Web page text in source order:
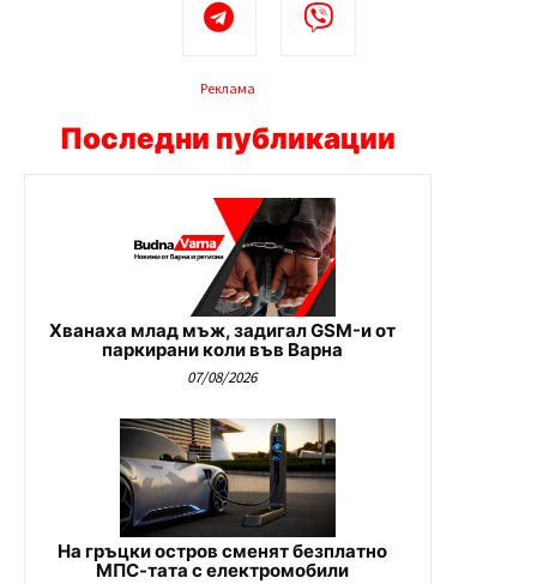
Реклама
Последни публикации
Хванаха млад мъж, задигал GSM-и от
паркирани коли във Варна
07/08/2026
На гръцки остров сменят безплатно
МПС-тата с електромобили